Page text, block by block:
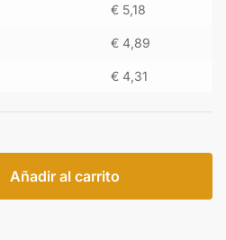
€ 5,18
€ 4,89
€ 4,31
Añadir al carrito